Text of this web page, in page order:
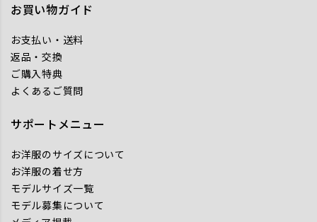
お買い物ガイド
お支払い・送料
返品・交換
ご購入特典
よくあるご質問
サポートメニュー
お洋服のサイズについて
お洋服の着せ方
モデルサイズ一覧
モデル募集について